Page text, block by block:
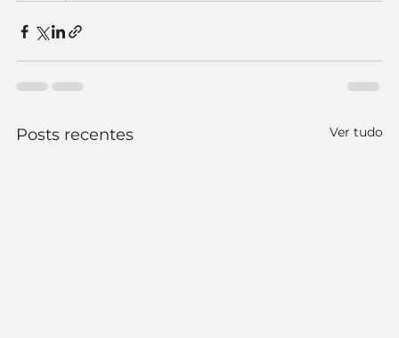
Posts recentes Ver tudo